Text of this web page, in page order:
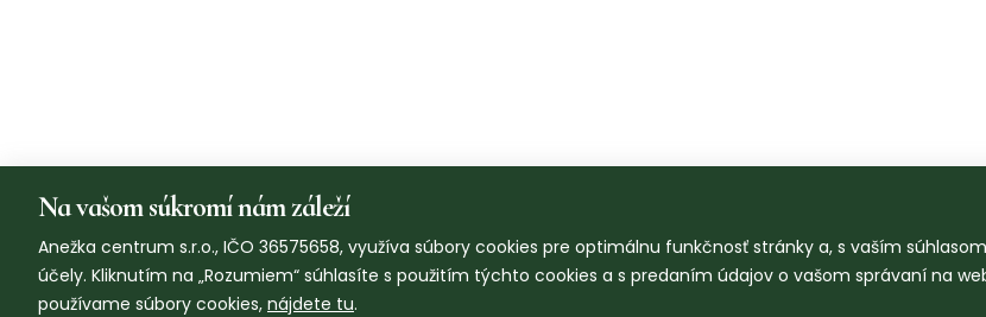
Na vašom súkromí nám záleží
Anežka centrum s.r.o., IČO 36575658, využíva súbory cookies pre optimálnu funkčnosť stránky a, s vaším
účely. Kliknutím na „Rozumiem“ súhlasíte s použitím týchto cookies a s predaním údajov o vašom správaní na
používame súbory cookies, nájdete tu.